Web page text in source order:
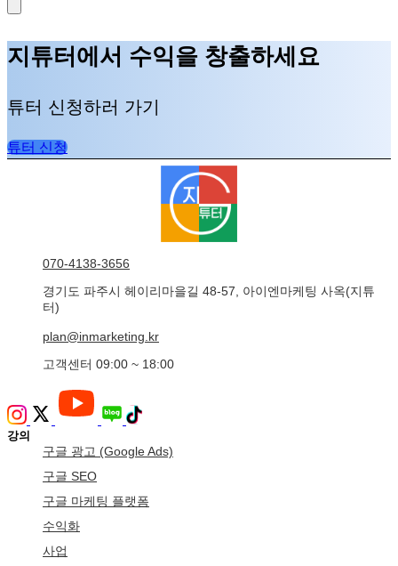
지튜터에서 수익을 창출하세요
튜터 신청하러 가기
튜터 신청
070-4138-3656
경기도 파주시 헤이리마을길 48-57, 아이엔마케팅 사옥(지튜
터)
plan@inmarketing.kr
고객센터 09:00 ~ 18:00
강의
구글 광고 (Google Ads)
구글 SEO
구글 마케팅 플랫폼
수익화
사업